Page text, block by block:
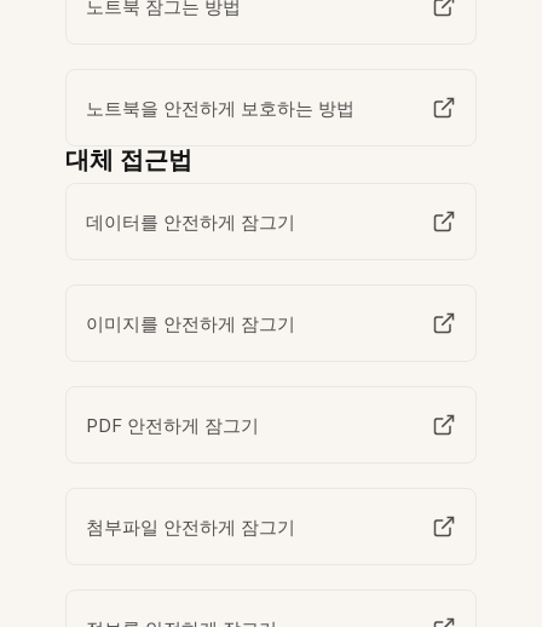
노트북 잠그는 방법
노트북을 안전하게 보호하는 방법
대체 접근법
데이터를 안전하게 잠그기
이미지를 안전하게 잠그기
PDF 안전하게 잠그기
첨부파일 안전하게 잠그기